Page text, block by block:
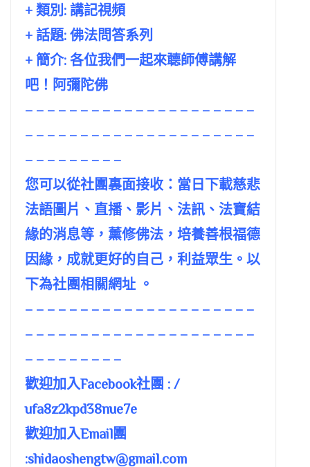
+ 類別: 講記視頻
+ 話題: 佛法問答系列
+ 簡介: 各位我們一起來聼師傅講解
吧！阿彌陀佛
– – – – – – – – – – – – – – – – – – – – –
– – – – – – – – – – – – – – – – – – – – –
– – – – – – – – –
您可以從社團裏面接收：當日下載慈悲
法語圖片、直播、影片、法訊、法寶結
緣的消息等，薰修佛法，培養善根福德
因緣，成就更好的自己，利益眾生。以
下為社團相關網址 。
– – – – – – – – – – – – – – – – – – – – –
– – – – – – – – – – – – – – – – – – – – –
– – – – – – – – –
歡迎加入Facebook社團 : /
ufa8z2kpd38nue7e
歡迎加入Email團
:shidaoshengtw@gmail.com